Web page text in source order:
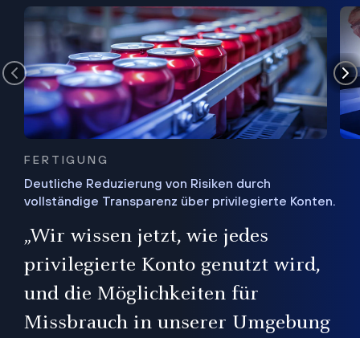
FERTIGUNG
Deutliche Reduzierung von Risiken durch
vollständige Transparenz über privilegierte Konten.
„Wir wissen jetzt, wie jedes
privilegierte Konto genutzt wird,
und die Möglichkeiten für
Missbrauch in unserer Umgebung